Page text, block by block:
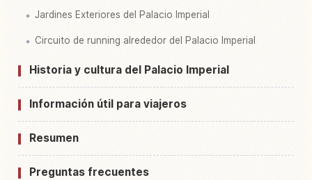
Jardines Exteriores del Palacio Imperial
Circuito de running alrededor del Palacio Imperial
Historia y cultura del Palacio Imperial
Información útil para viajeros
Resumen
Preguntas frecuentes